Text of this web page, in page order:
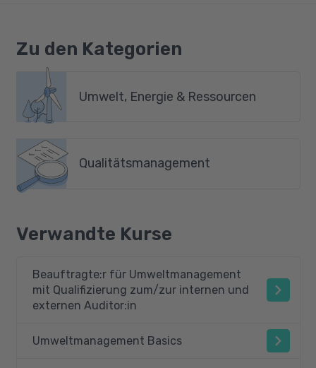
Zu den Kategorien
Umwelt, Energie & Ressourcen
Qualitätsmanagement
Verwandte Kurse
Beauftragte:r für Umweltmanagement
mit Qualifizierung zum/zur internen und
externen Auditor:in
Umweltmanagement Basics